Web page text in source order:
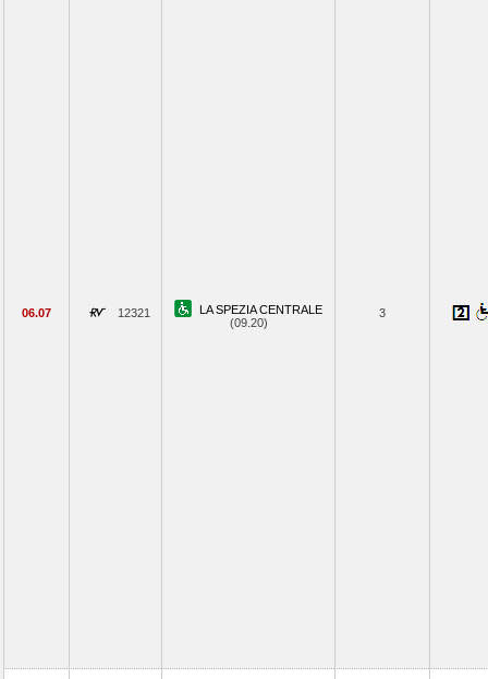
06.07 12321
LA SPEZIA CENTRALE
(09.20)
3